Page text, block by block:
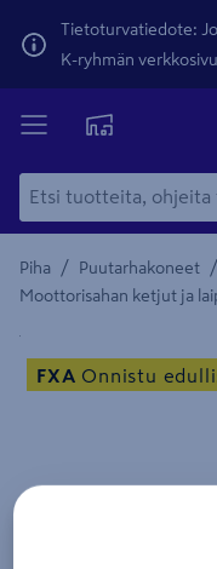
Tietoturvatiedote:
K-ryhmän
Piha / Puutarhakoneet /
Moottorisahan ketjut ja
Yksityiskohtainen
FXA Onnistu